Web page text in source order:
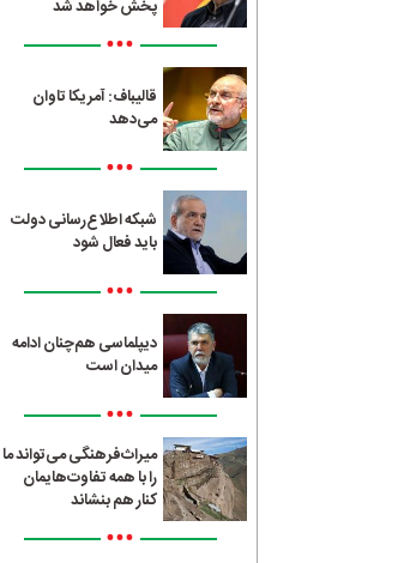
پخش خواهد شد
•••
قالیباف: آمریکا تاوان
می‌دهد
•••
شبکه اطلاع‌رسانی دولت
باید فعال شود
•••
دیپلماسی هم‌چنان ادامه
میدان است
•••
میراث‌فرهنگی می‌تواند ما
را با همه تفاوت‌هایمان
کنار هم بنشاند
•••